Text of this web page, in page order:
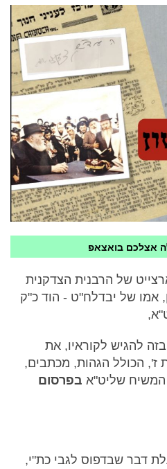
אצלכם בואצאפ
של הרבנית הצדקנית
אמו של יבדלח"ט - הוד כ"ק
להגיש לקוראיו, את
ז', הכולל הגהות, מכתבים,
המשיח שליט"א בפרסום
דבר שבדפוס לגבי כת"י,